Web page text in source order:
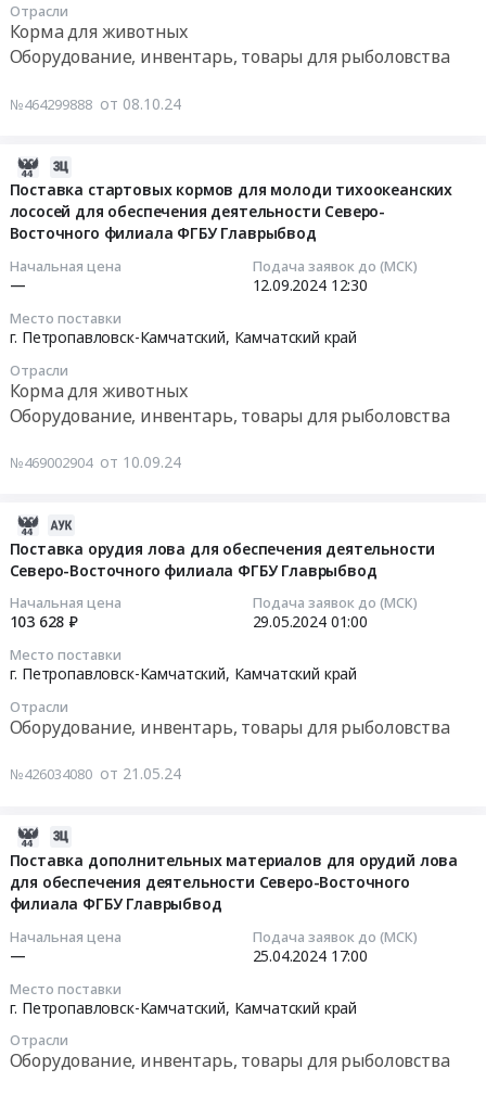
Отрасли
Корма для животных
Оборудование, инвентарь, товары для рыболовства
№464299888 от 08.10.24
Поставка стартовых кормов для молоди тихоокеанских
лососей для обеспечения деятельности Северо-
Восточного филиала ФГБУ Главрыбвод
Начальная цена
—
Подача заявок до (МСК)
12.09.2024 12:30
Место поставки
г. Петропавловск-Камчатский, Камчатский край
Отрасли
Корма для животных
Оборудование, инвентарь, товары для рыболовства
№469002904 от 10.09.24
Поставка орудия лова для обеспечения деятельности
Северо-Восточного филиала ФГБУ Главрыбвод
Начальная цена
103 628 ₽
Подача заявок до (МСК)
29.05.2024 01:00
Место поставки
г. Петропавловск-Камчатский, Камчатский край
Отрасли
Оборудование, инвентарь, товары для рыболовства
№426034080 от 21.05.24
Поставка дополнительных материалов для орудий лова
для обеспечения деятельности Северо-Восточного
филиала ФГБУ Главрыбвод
Начальная цена
—
Подача заявок до (МСК)
25.04.2024 17:00
Место поставки
г. Петропавловск-Камчатский, Камчатский край
Отрасли
Оборудование, инвентарь, товары для рыболовства